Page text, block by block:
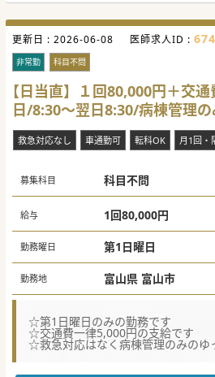
更新日 : 2026-06-08 医師求人ID :
非常勤 科目不問
【日当直】１回80,000円＋交
日/8:30～翌日8:30/病棟管理の
救急対応なし 車通勤可 転科OK 月1回・
募集科目 科目不問
給与 1回80,000円
勤務曜日 第1日曜日
勤務地 富山県 富山市
☆第1日曜日のみの勤務です
☆交通費一律5,000円の支給です
☆救急対応はなく病棟管理のみのゆ